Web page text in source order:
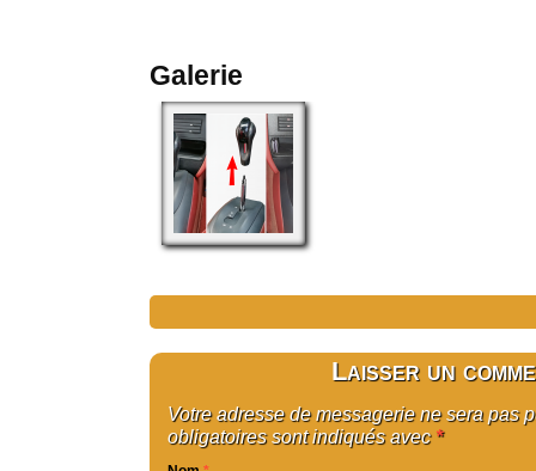
Galerie
Laisser un
Votre adresse de messagerie ne sera pas
obligatoires sont indiqués avec *